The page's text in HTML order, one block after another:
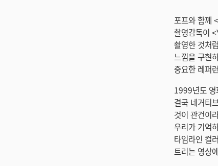
포프와 함께
촬영감독이
촬영한 것처
느낌을 구현
중요한 레퍼
1999년도 영
결국 네거티
것이 관건이
우리가 기억
타임라인 컬
트리는 영상